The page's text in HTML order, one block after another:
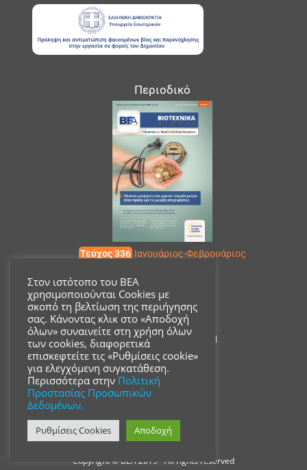
Περιοδικό
Τεύχος 336 Ιανουάριος-Φεβρουάριος
Επικοινωνία
Ακαδημίας 18, ΤΚ 10671
210 3680700
Copyright © ΒΕΑ 2019 - All rights reserved
Στον ιστότοπο του ΒΕΑ
χρησιμοποιούνται Cookies με
σκοπό τη βελτίωση της περιήγησης
σας. Κάνοντας κλικ στο «Αποδοχή
όλων» συναινείτε στη χρήση όλων
των cookies, διαφορετικά
επισκεφτείτε τις «Ρυθμίσεις cookie»
για ελεγχόμενη συγκατάθεση.
Περισσότερα στην Πολιτική
Προστασίας Προσωπικών
Δεδομένων.
Ρυθμίσεις Cookies Αποδοχή